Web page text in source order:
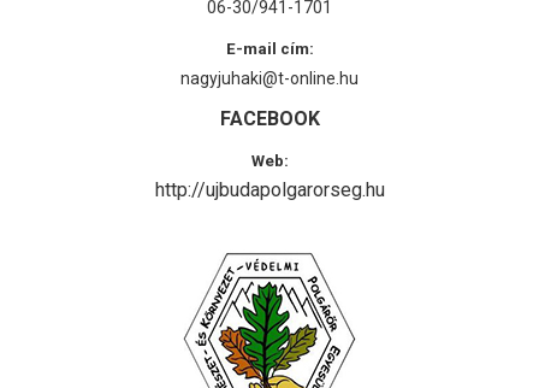
06-30/941-1701
E-mail cím:
nagyjuhaki@t-online.hu
FACEBOOK
Web:
http://ujbudapolgarorseg.hu